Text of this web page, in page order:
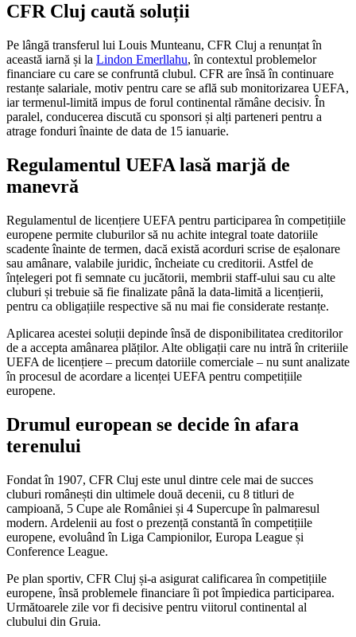
CFR Cluj caută soluții
Pe lângă transferul lui Louis Munteanu, CFR Cluj a renunțat în
această iarnă și la Lindon Emerllahu, în contextul problemelor
financiare cu care se confruntă clubul. CFR are însă în continuare
restanțe salariale, motiv pentru care se află sub monitorizarea UEFA,
iar termenul-limită impus de forul continental rămâne decisiv. În
paralel, conducerea discută cu sponsori și alți parteneri pentru a
atrage fonduri înainte de data de 15 ianuarie.
Regulamentul UEFA lasă marjă de
manevră
Regulamentul de licențiere UEFA pentru participarea în competițiile
europene permite cluburilor să nu achite integral toate datoriile
scadente înainte de termen, dacă există acorduri scrise de eșalonare
sau amânare, valabile juridic, încheiate cu creditorii. Astfel de
înțelegeri pot fi semnate cu jucătorii, membrii staff-ului sau cu alte
cluburi și trebuie să fie finalizate până la data-limită a licențierii,
pentru ca obligațiile respective să nu mai fie considerate restanțe.
Aplicarea acestei soluții depinde însă de disponibilitatea creditorilor
de a accepta amânarea plăților. Alte obligații care nu intră în criteriile
UEFA de licențiere – precum datoriile comerciale – nu sunt analizate
în procesul de acordare a licenței UEFA pentru competițiile
europene.
Drumul european se decide în afara
terenului
Fondat în 1907, CFR Cluj este unul dintre cele mai de succes
cluburi românești din ultimele două decenii, cu 8 titluri de
campioană, 5 Cupe ale României și 4 Supercupe în palmaresul
modern. Ardelenii au fost o prezență constantă în competițiile
europene, evoluând în Liga Campionilor, Europa League și
Conference League.
Pe plan sportiv, CFR Cluj și-a asigurat calificarea în competițiile
europene, însă problemele financiare îi pot împiedica participarea.
Următoarele zile vor fi decisive pentru viitorul continental al
clubului din Gruia.